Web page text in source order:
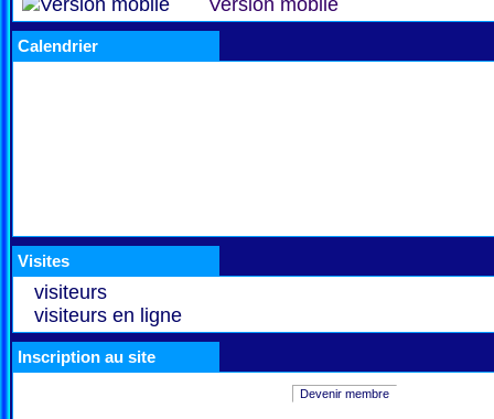
Version mobile
Calendrier
Visites
visiteurs
visiteurs en ligne
Inscription au site
Devenir membre